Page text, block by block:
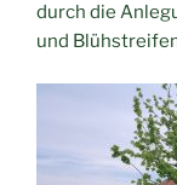
durch die
und